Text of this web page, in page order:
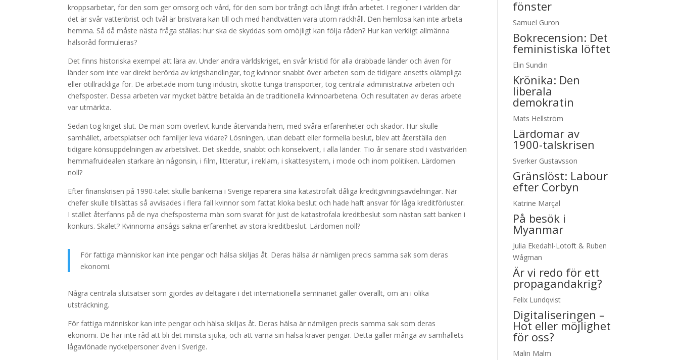
kroppsarbetar, för den som ger omsorg och vård, för den som bor trångt och långt ifrån arbetet. I regioner i världen där
det är svår vattenbrist och tvål är bristvara kan till och med handtvätten vara utom räckhåll. Den hemlösa kan inte arbeta
hemma. Så då måste nästa fråga ställas: hur ska de skyddas som omöjligt kan följa råden? Hur kan verkligt allmänna
hälsoråd formuleras?
Det finns historiska exempel att lära av. Under andra världskriget, en svår kristid för alla drabbade länder och även för
länder som inte var direkt berörda av krigshandlingar, tog kvinnor snabbt över arbeten som de tidigare ansetts olämpliga
eller otillräckliga för. De arbetade inom tung industri, skötte tunga transporter, tog centrala administrativa arbeten och
chefsposter. Dessa arbeten var mycket bättre betalda än de traditionella kvinnoarbetena. Och resultaten av deras arbete
var utmärkta.
Sedan tog kriget slut. De män som överlevt kunde återvända hem, med svåra erfarenheter och skador. Hur skulle
samhället, arbetsplatser och familjer leva vidare? Lösningen, utan debatt eller formella beslut, blev att återställa den
tidigare könsuppdelningen av arbetslivet. Det skedde, snabbt och konsekvent, i alla länder. Tio år senare stod i västvärlden
hemmafruidealen starkare än någonsin, i film, litteratur, i reklam, i skattesystem, i mode och inom politiken. Lärdomen
noll?
Efter finanskrisen på 1990-talet skulle bankerna i Sverige reparera sina katastrofalt dåliga kreditgivningsavdelningar. När
chefer skulle tillsättas så avvisades i flera fall kvinnor som fattat kloka beslut och hade haft ansvar för låga kreditförluster.
I stället återfanns på de nya chefsposterna män som svarat för just de katastrofala kreditbeslut som nästan satt banken i
konkurs. Skälet? Kvinnorna ansågs sakna erfarenhet av stora kreditbeslut. Lärdomen noll?
För fattiga människor kan inte pengar och hälsa skiljas åt. Deras hälsa är nämligen precis samma sak som deras
ekonomi.
Några centrala slutsatser som gjordes av deltagare i det internationella seminariet gäller överallt, om än i olika
utsträckning.
För fattiga människor kan inte pengar och hälsa skiljas åt. Deras hälsa är nämligen precis samma sak som deras
ekonomi. De har inte råd att bli det minsta sjuka, och att värna sin hälsa kräver pengar. Detta gäller många av samhällets
lågavlönade nyckelpersoner även i Sverige.
fönster
Samuel Guron
Bokrecension: Det
feministiska löftet
Elin Sundin
Krönika: Den
liberala
demokratin
Mats Hellström
Lärdomar av
1900-talskrisen
Sverker Gustavsson
Gränslöst: Labour
efter Corbyn
Katrine Marçal
På besök i
Myanmar
Julia Ekedahl-Lotoft & Ruben
Wågman
Är vi redo för ett
propagandakrig?
Felix Lundqvist
Digitaliseringen –
Hot eller möjlighet
för oss?
Malin Malm